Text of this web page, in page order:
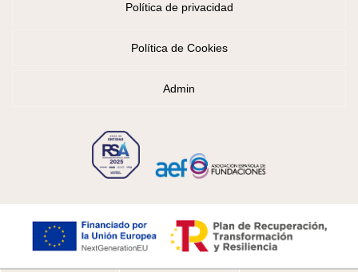
Política de privacidad
Política de Cookies
Admin